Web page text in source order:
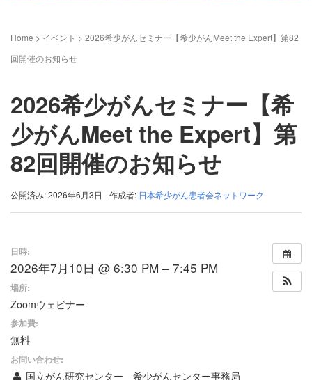
Home > イベント > 2026希少がんセミナー【希少がんMeet the Expert】第82
回開催のお知らせ
2026希少がんセミナー【希
少がんMeet the Expert】第
82回開催のお知らせ
公開済み: 2026年6月3日 作成者: 日本希少がん患者会ネットワーク
日時:
2026年7月10日 @ 6:30 PM – 7:45 PM
場所:
Zoomウェビナー
参加費:
無料
お問い合わせ:
国立がん研究センター 希少がんセンター事務局